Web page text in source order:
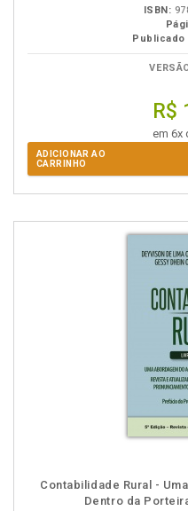
ISBN:
Publicado
R$
em 6x
ADICIONAR AO
CARRINHO
Contabilidade Rural -
Dentro da